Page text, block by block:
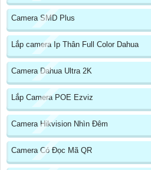
Camera SMD Plus
Lắp camera Ip Thân Full Color Dahua
Camera Dahua Ultra 2K
Lắp Camera POE Ezviz
Camera Hikvision Nhìn Đêm
Camera Có Đọc Mã QR